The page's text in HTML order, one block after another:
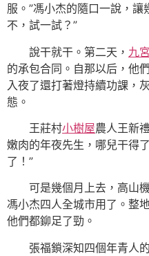
服。”馮小杰的隨口一說，讓
不，試一試？”
說干就干。第二天， 九
的承包合同。自那以后，他
入夜了還打著燈持續功課，
態。
王莊村小樹屋農人王新
嫩肉的年夜先生，哪兒干得
了！”
可是幾個月上去，高山
馮小杰四人全城市用了。整
他們都鉚足了勁。
張福鎖深知四個年青人